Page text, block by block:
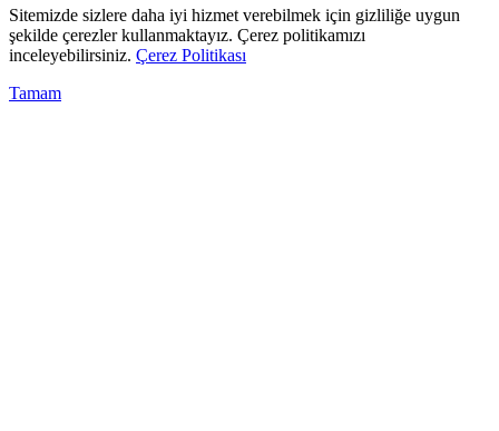
Sitemizde sizlere daha iyi hizmet verebilmek için gizliliğe uygun
şekilde çerezler kullanmaktayız. Çerez politikamızı
inceleyebilirsiniz. Çerez Politikası
Tamam